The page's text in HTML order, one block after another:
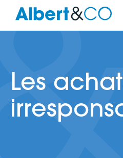
Les